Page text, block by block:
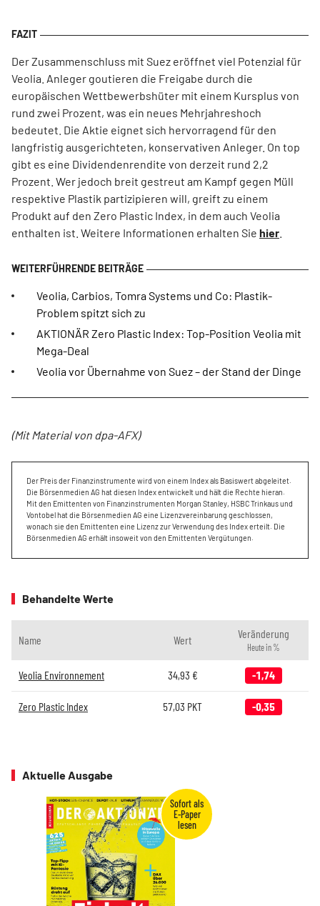
Der Zusammenschluss mit Suez eröffnet viel Potenzial für
Veolia. Anleger goutieren die Freigabe durch die
europäischen Wettbewerbshüter mit einem Kursplus von
rund zwei Prozent, was ein neues Mehrjahreshoch
bedeutet. Die Aktie eignet sich hervorragend für den
langfristig ausgerichteten, konservativen Anleger. On top
gibt es eine Dividendenrendite von derzeit rund 2,2
Prozent. Wer jedoch breit gestreut am Kampf gegen Müll
respektive Plastik partizipieren will, greift zu einem
Produkt auf den Zero Plastic Index, in dem auch Veolia
enthalten ist. Weitere Informationen erhalten Sie hier
Veolia, Carbios, Tomra Systems und Co: Plastik-
Problem spitzt sich zu
AKTIONÄR Zero Plastic Index: Top-Position Veolia mit
Mega-Deal
Veolia vor Übernahme von Suez – der Stand der Dinge
(Mit Material von dpa-AFX)
Der Preis der Finanzinstrumente wird von einem Index als Basiswert abgeleitet.
Die Börsenmedien AG hat diesen Index entwickelt und hält die Rechte hieran.
Mit den Emittenten von Finanzinstrumenten Morgan Stanley, HSBC Trinkaus und
Vontobel hat die Börsenmedien AG eine Lizenzvereinbarung geschlossen,
wonach sie den Emittenten eine Lizenz zur Verwendung des Index erteilt. Die
Börsenmedien AG erhält insoweit von den Emittenten Vergütungen.
Behandelte Werte
Name Wert Veränderung
Heute in %
Veolia Environnement 34,93 € -1,74
Zero Plastic Index 57,03 PKT -0,35
Aktuelle Ausgabe